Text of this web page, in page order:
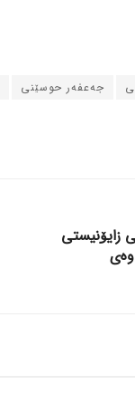
جەعفەر حوسێنی
زایۆنیستی